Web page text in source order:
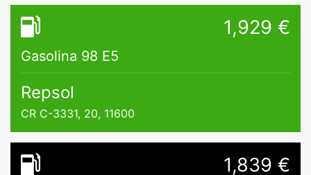
1,929 €
Gasolina 98 E5
Repsol
CR C-3331, 20, 11600
1,839 €